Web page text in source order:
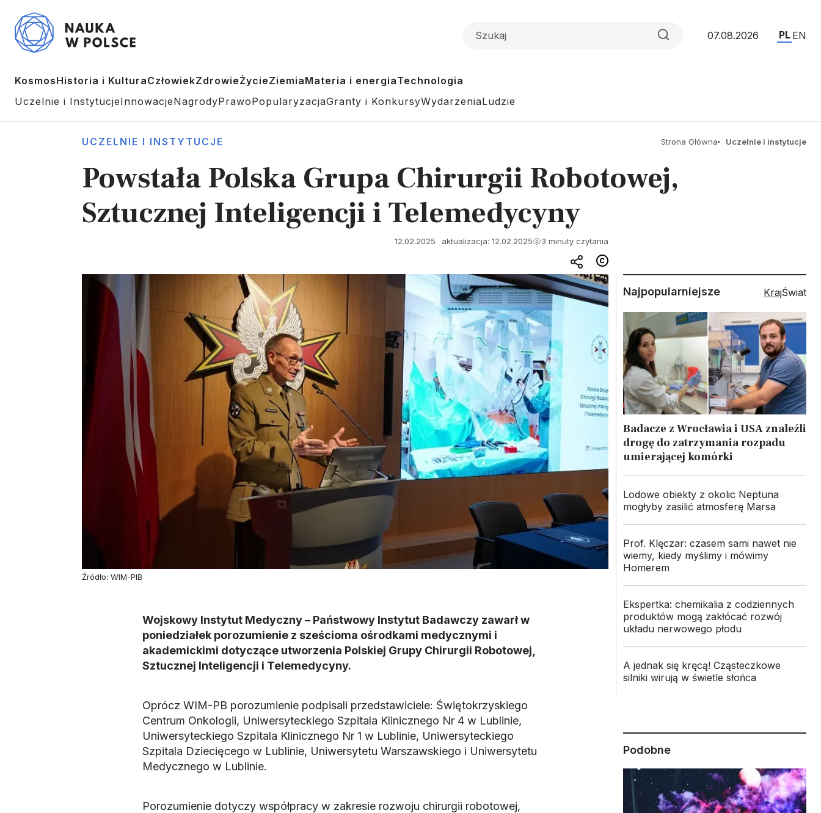
07.08.2026 PL EN
KosmosHistoria i KulturaCzłowiekZdrowieŻycieZiemiaMateria i energiaTechnologia
Uczelnie i InstytucjeInnowacjeNagrodyPrawoPopularyzacjaGranty i KonkursyWydarzeniaLudzie
UCZELNIE I INSTYTUCJE Strona Główna Uczelnie i instytucje
Powstała Polska Grupa Chirurgii Robotowej,
Sztucznej Inteligencji i Telemedycyny
12.02.2025 aktualizacja: 12.02.2025 3 minuty czytania
Źródło: WIM-PIB
Wojskowy Instytut Medyczny – Państwowy Instytut Badawczy zawarł w
poniedziałek porozumienie z sześcioma ośrodkami medycznymi i
akademickimi dotyczące utworzenia Polskiej Grupy Chirurgii Robotowej,
Sztucznej Inteligencji i Telemedycyny.
Oprócz WIM-PB porozumienie podpisali przedstawiciele: Świętokrzyskiego
Centrum Onkologii, Uniwersyteckiego Szpitala Klinicznego Nr 4 w Lublinie,
Uniwersyteckiego Szpitala Klinicznego Nr 1 w Lublinie, Uniwersyteckiego
Szpitala Dziecięcego w Lublinie, Uniwersytetu Warszawskiego i Uniwersytetu
Medycznego w Lublinie.
Porozumienie dotyczy współpracy w zakresie rozwoju chirurgii robotowej,
Najpopularniejsze KrajŚwiat
Badacze z Wrocławia i USA znaleźli
drogę do zatrzymania rozpadu
umierającej komórki
Lodowe obiekty z okolic Neptuna
mogłyby zasilić atmosferę Marsa
Prof. Klęczar: czasem sami nawet nie
wiemy, kiedy myślimy i mówimy
Homerem
Ekspertka: chemikalia z codziennych
produktów mogą zakłócać rozwój
układu nerwowego płodu
A jednak się kręcą! Cząsteczkowe
silniki wirują w świetle słońca
Podobne